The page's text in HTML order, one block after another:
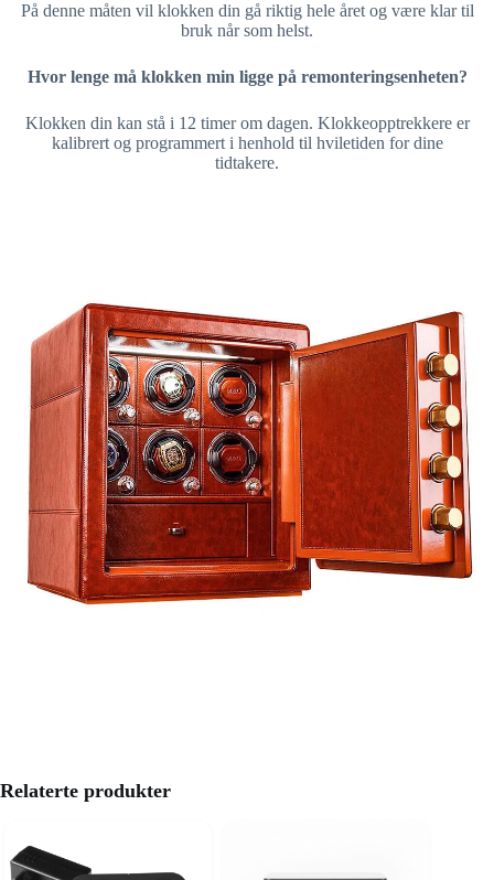
På denne måten vil klokken din gå riktig hele året og være klar til
bruk når som helst.
Hvor lenge må klokken min ligge på remonteringsenheten?
Klokken din kan stå i 12 timer om dagen. Klokkeopptrekkere er
kalibrert og programmert i henhold til hviletiden for dine
tidtakere.
Relaterte produkter